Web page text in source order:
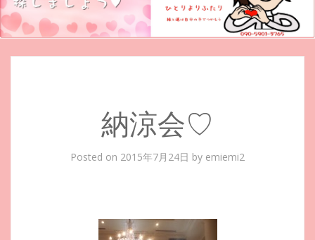
納涼会♡
Posted on 2015年7月24日 by emiemi2